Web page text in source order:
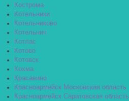
Кострома
Котельники
Котельниково
Котельнич
Котлас
Котово
Котовск
Кохма
Красавино
Красноармейск Московская область
Красноармейск Саратовская область